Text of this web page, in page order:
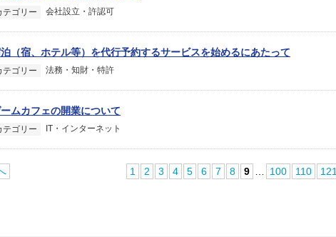
テゴリー 会社設立・許認可
（宿、ホテル等）を代行予約するサービスを始めるにあたって
テゴリー 法務・知財・特許
ムカフェの開業について
テゴリー IT・インターネット
1 2 3 4 5 6 7 8 9 100 110 121